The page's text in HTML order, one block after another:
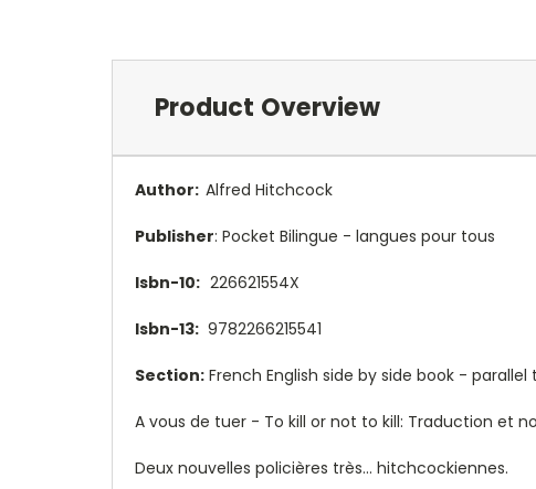
Product Overview
Author: Alfred Hitchcock
Publisher: Pocket Bilingue - langues pour tous
Isbn-10: 226621554X
Isbn-13: 9782266215541
Section: French English side by side book -
A vous de tuer - To kill or not to kill: Traduction et
Deux nouvelles policières très... hitchcockiennes.